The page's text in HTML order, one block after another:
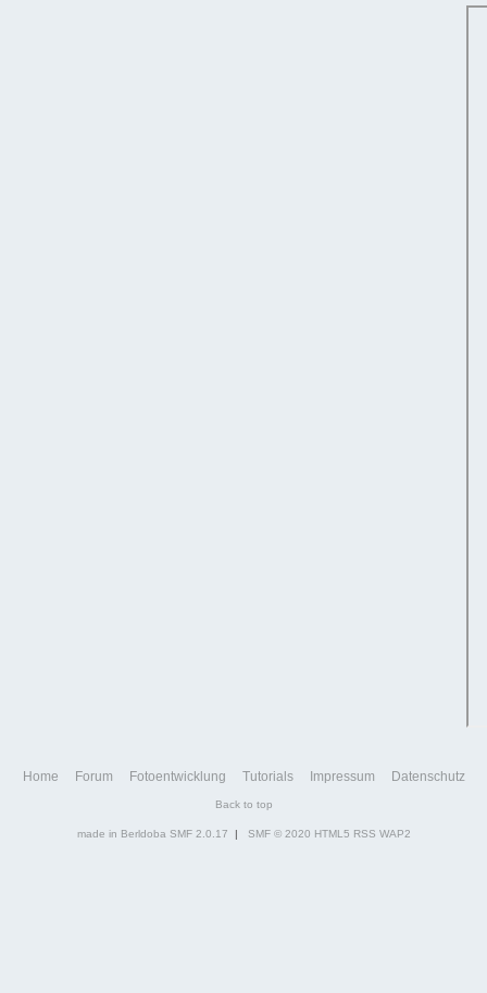
Home Forum Fotoentwicklung Tutorials Impressum Datenschutz
Back to top
made in Berldoba SMF 2.0.17 | SMF © 2020 HTML5 RSS WAP2